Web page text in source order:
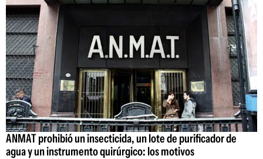
ANMAT prohibió un insecticida, un lote de purificador de
agua y un instrumento quirúrgico: los motivos